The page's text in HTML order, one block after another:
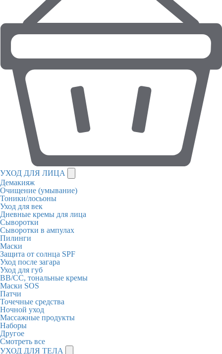
УХОД ДЛЯ ЛИЦА
Демакияж
Очищение (умывание)
Тоники/лосьоны
Уход для век
Дневные кремы для лица
Сыворотки
Сыворотки в ампулах
Пилинги
Маски
Защита от солнца SPF
Уход после загара
Уход для губ
BB/CC, тональные кремы
Маски SOS
Патчи
Точечные средства
Ночной уход
Массажные продукты
Наборы
Другое
Смотреть все
УХОД ДЛЯ ТЕЛА